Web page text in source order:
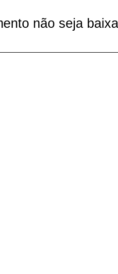
não seja